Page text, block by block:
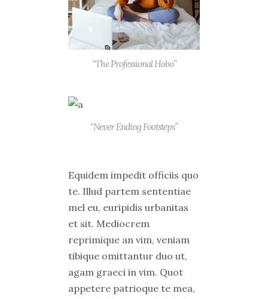
“The Professional Hobo”
“Never Ending Footsteps”
Equidem impedit officiis quo
te. Illud partem sententiae
mel eu, euripidis urbanitas
et sit. Mediocrem
reprimique an vim, veniam
tibique omittantur duo ut,
agam graeci in vim. Quot
appetere patrioque te mea,